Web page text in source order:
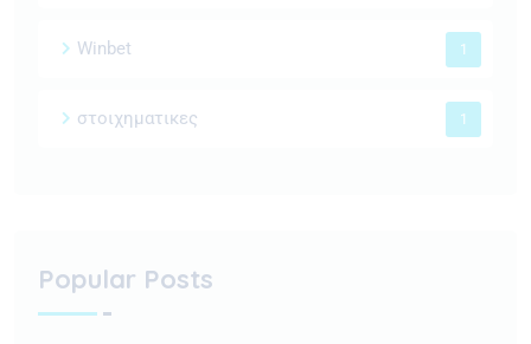
Winbet 1
στοιχηματικες 1
Popular Posts